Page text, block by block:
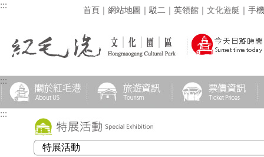
::: 首頁 ｜ 網站地圖 ｜ 駁二 ｜ 英領館 ｜ 文化遊艇 ｜ 手
:::
:::
特展活動